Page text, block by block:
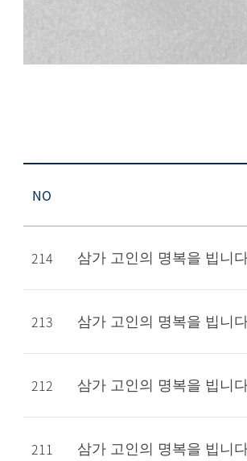
NO
214 삼가 고인의 명복을 빕니
213 삼가 고인의 명복을 빕니
212 삼가 고인의 명복을 빕니
211 삼가 고인의 명복을 빕니